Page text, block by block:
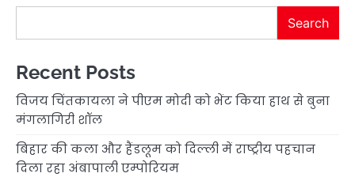
Search
Recent Posts
विजय चिंतकायला ने पीएम मोदी को भेंट किया हाथ से बुना
मंगलागिरी शॉल
बिहार की कला और हैंडलूम को दिल्ली में राष्ट्रीय पहचान
दिला रहा अंबापाली एम्पोरियम